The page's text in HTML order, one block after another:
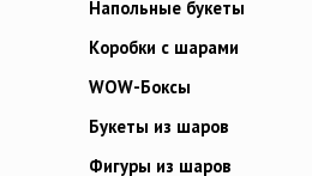
Напольные букеты
Коробки с шарами
WOW-Боксы
Букеты из шаров
Фигуры из шаров